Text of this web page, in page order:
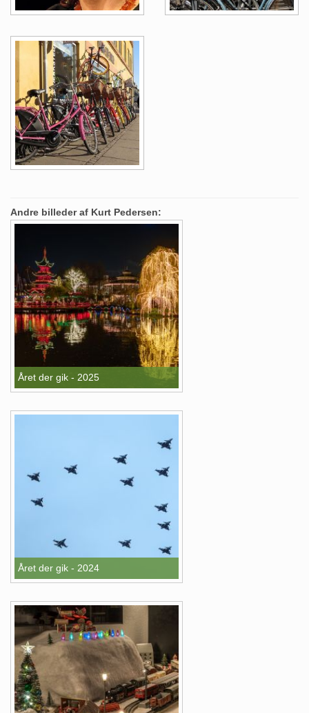
Andre billeder af Kurt Pedersen:
Året der gik - 2025
Året der gik - 2024